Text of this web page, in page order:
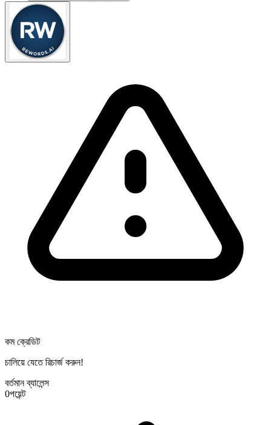
কম ক্রেডিট
চালিয়ে যেতে রিচার্জ করুন!
বর্তমান ব্যালেন্স
0পয়েন্ট